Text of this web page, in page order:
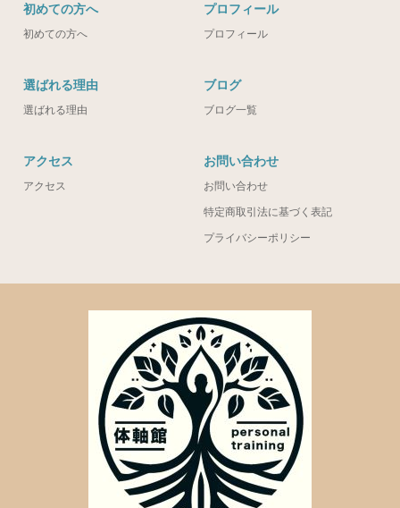
初めての方へ
初めての方へ
プロフィール
プロフィール
選ばれる理由
選ばれる理由
ブログ
ブログ一覧
アクセス
アクセス
お問い合わせ
お問い合わせ
特定商取引法に基づく表記
プライバシーポリシー